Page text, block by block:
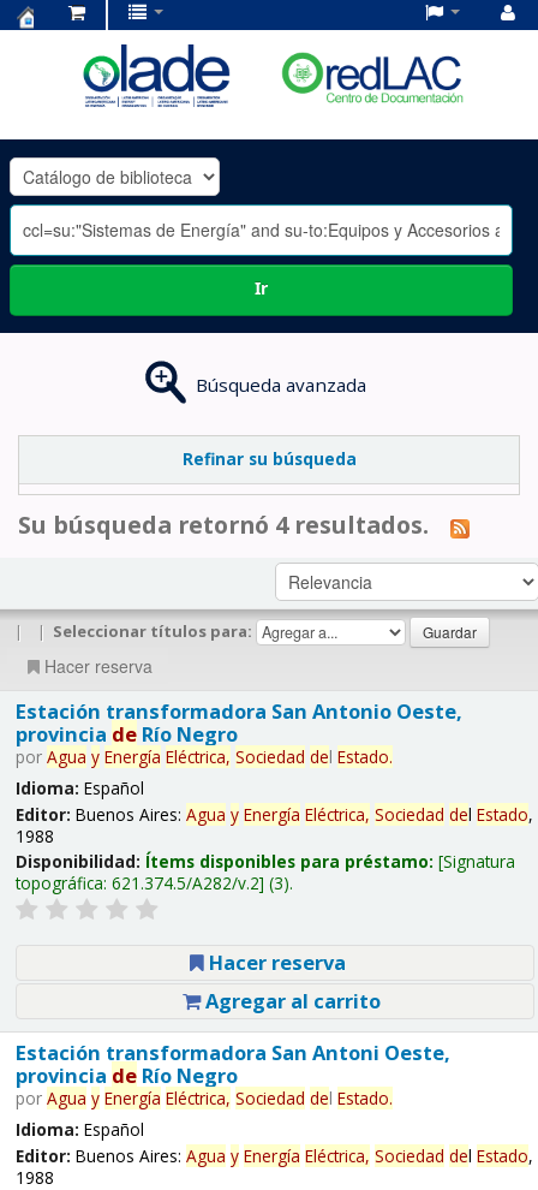
OLADE
-
Ir
Búsqueda avanzada
Refinar su búsqueda
Su búsqueda retornó 4 resultados.
| | Seleccionar títulos para:
Hacer reserva
Estación transformadora San Antonio Oeste,
provincia deRío Negro
por Agua y Energía Eléctrica, Sociedad del Estado.
Idioma: Español
Editor: Buenos Aires: Agua y Energía Eléctrica, Sociedad del Estado,
1988
Disponibilidad: Ítems disponibles para préstamo: Signatura
topográfica: 621.374.5/A282/v.2 (3).
Hacer reserva
Agregar al carrito
Estación transformadora San Antoni Oeste,
provincia deRío Negro
por Agua y Energía Eléctrica, Sociedad del Estado.
Idioma: Español
Editor: Buenos Aires: Agua y Energía Eléctrica, Sociedad del Estado,
1988